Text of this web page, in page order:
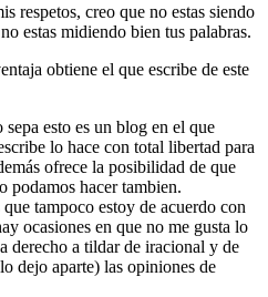
respetos, creo que no estas siendo
estas midiendo bien tus palabras.
obtiene el que escribe de este
esto es un blog en el que
lo hace con total libertad para
ofrece la posibilidad de que
podamos hacer tambien.
tampoco estoy de acuerdo con
ocasiones en que no me gusta lo
derecho a tildar de iracional y de
dejo aparte) las opiniones de